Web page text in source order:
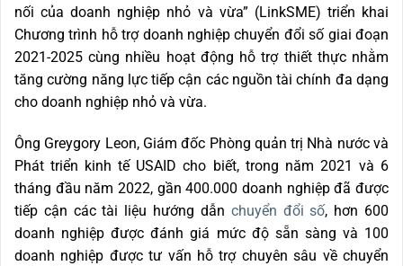
nối của doanh nghiệp nhỏ và vừa” (LinkSME) triển khai
Chương trình hỗ trợ doanh nghiệp chuyển đổi số giai đoạn
2021-2025 cùng nhiều hoạt động hỗ trợ thiết thực nhằm
tăng cường năng lực tiếp cận các nguồn tài chính đa dạng
cho doanh nghiệp nhỏ và vừa.
Ông Greygory Leon, Giám đốc Phòng quản trị Nhà nước và
Phát triển kinh tế USAID cho biết, trong năm 2021 và 6
tháng đầu năm 2022, gần 400.000 doanh nghiệp đã được
tiếp cận các tài liệu hướng dẫn chuyển đổi số, hơn 600
doanh nghiệp được đánh giá mức độ sẵn sàng và 100
doanh nghiệp được tư vấn hỗ trợ chuyên sâu về chuyển